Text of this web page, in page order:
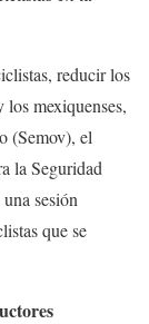
reducir los
los mexiquenses,
(Semov), el
la Seguridad
sesión
que se